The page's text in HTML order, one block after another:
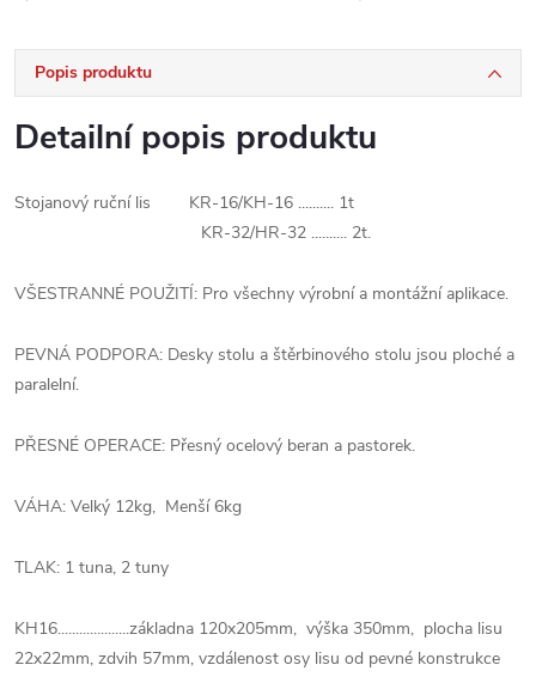
Popis produktu
Detailní popis produktu
Stojanový ruční lis KR-16/KH-16 .......... 1t
KR-32/HR-32 .......... 2t.
VŠESTRANNÉ POUŽITÍ: Pro všechny výrobní a montážní aplikace.
PEVNÁ PODPORA: Desky stolu a štěrbinového stolu jsou ploché a
paralelní.
PŘESNÉ OPERACE: Přesný ocelový beran a pastorek.
VÁHA: Velký 12kg, Menší 6kg
TLAK: 1 tuna, 2 tuny
KH16....................základna 120x205mm, výška 350mm, plocha lisu
22x22mm, zdvih 57mm, vzdálenost osy lisu od pevné konstrukce